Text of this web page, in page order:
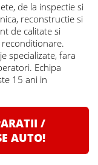
de la inspectie si
reconstructie si
de calitate si
specializate, fara
Echipa
15 ani in
/
AUTO!